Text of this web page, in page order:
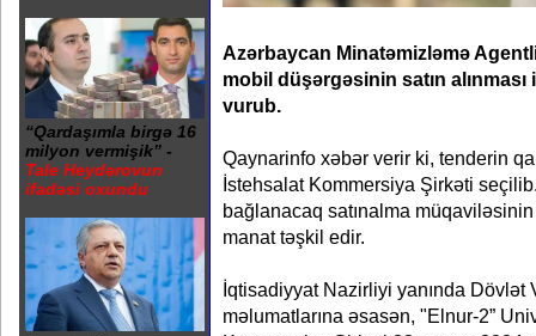
“Qardaşımla birgə 16
milyon vermişik” -
Tale Heydərovun
ifadəsi oxundu
Azərbaycan Minatəmizləmə
mobil düşərgəsinin satın
vurub.
Qaynarinfo xəbər verir ki, tenderin
İstehsalat Kommersiya Şirkəti
bağlanacaq satınalma
manat təşkil edir.
İqtisadiyyat Nazirliyi yanında Dövlət
məlumatlarına əsasən, "Elnur-2”